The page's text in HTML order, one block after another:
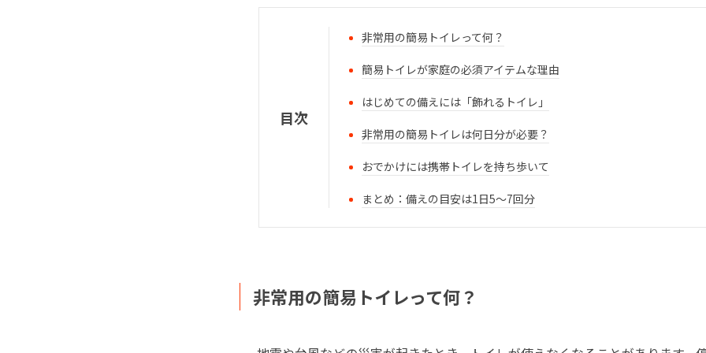
目次
非常用の簡易トイレって何？
簡易トイレが家庭の必須アイテムな理由
はじめての備えには「飾れるトイレ」
非常用の簡易トイレは何日分が必要？
おでかけには携帯トイレを持ち歩いて
まとめ：備えの目安は1日5〜7回分
非常用の簡易トイレって何？